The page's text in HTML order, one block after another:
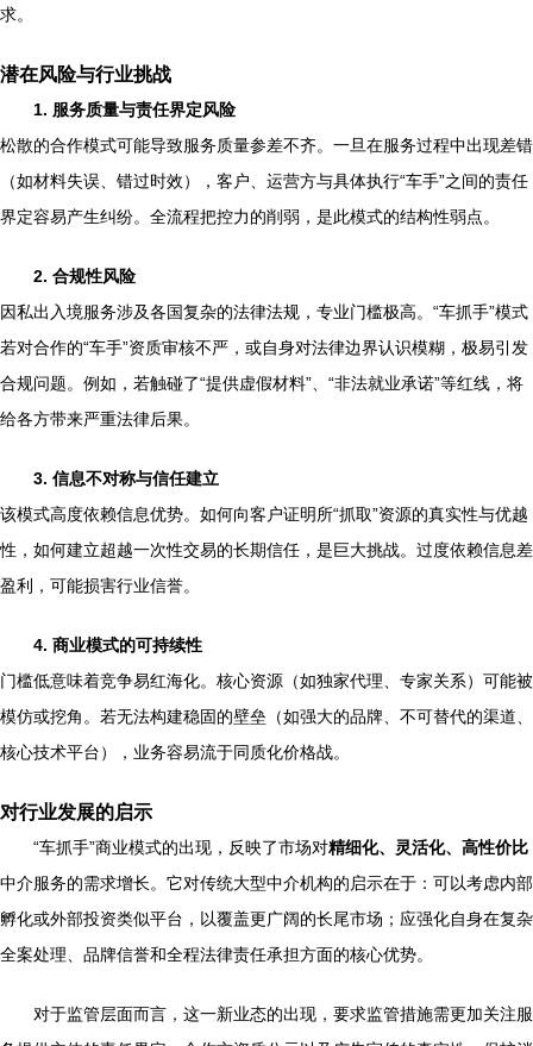
求。
潜在风险与行业挑战
1. 服务质量与责任界定风险
松散的合作模式可能导致服务质量参差不齐。一旦在服务过程中出现差错
（如材料失误、错过时效），客户、运营方与具体执行“车手”之间的责任
界定容易产生纠纷。全流程把控力的削弱，是此模式的结构性弱点。
2. 合规性风险
因私出入境服务涉及各国复杂的法律法规，专业门槛极高。“车抓手”模式
若对合作的“车手”资质审核不严，或自身对法律边界认识模糊，极易引发
合规问题。例如，若触碰了“提供虚假材料”、“非法就业承诺”等红线，将
给各方带来严重法律后果。
3. 信息不对称与信任建立
该模式高度依赖信息优势。如何向客户证明所“抓取”资源的真实性与优越
性，如何建立超越一次性交易的长期信任，是巨大挑战。过度依赖信息差
盈利，可能损害行业信誉。
4. 商业模式的可持续性
门槛低意味着竞争易红海化。核心资源（如独家代理、专家关系）可能被
模仿或挖角。若无法构建稳固的壁垒（如强大的品牌、不可替代的渠道、
核心技术平台），业务容易流于同质化价格战。
对行业发展的启示
“车抓手”商业模式的出现，反映了市场对精细化、灵活化、高性价比
中介服务的需求增长。它对传统大型中介机构的启示在于：可以考虑内部
孵化或外部投资类似平台，以覆盖更广阔的长尾市场；应强化自身在复杂
全案处理、品牌信誉和全程法律责任承担方面的核心优势。
对于监管层面而言，这一新业态的出现，要求监管措施需更加关注服